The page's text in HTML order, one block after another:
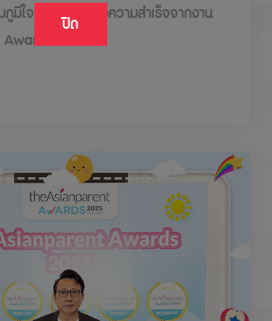
ปิด
มิใจกับรางวัลแห่งความสำเร็จจากงาน
2026